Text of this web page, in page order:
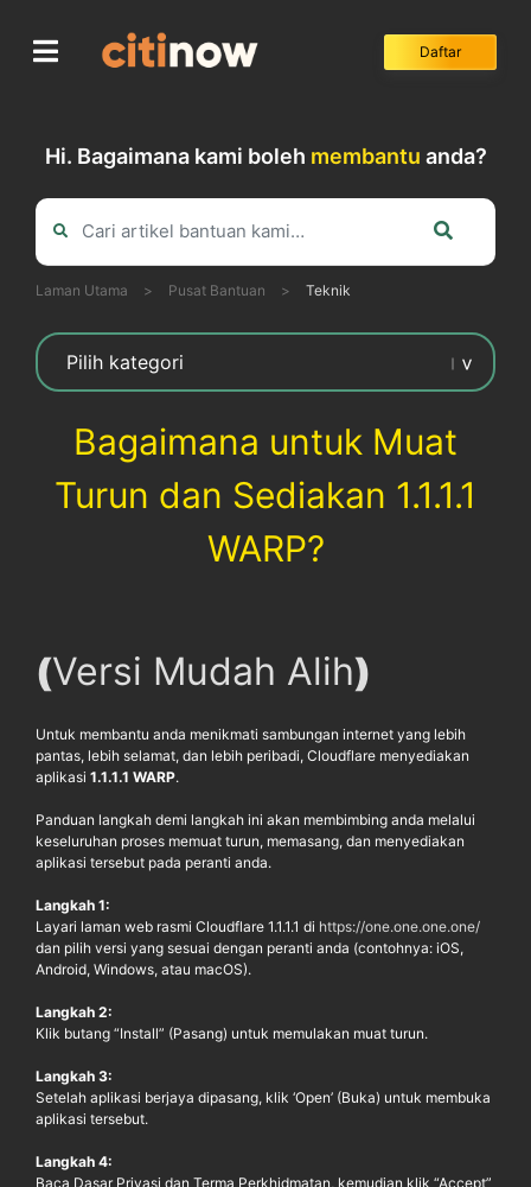
content
Daftar
Hi. Bagaimana kami boleh membantu anda?
Laman Utama > Pusat Bantuan > Teknik
Bagaimana untuk Muat
Turun dan Sediakan 1.1.1.1
WARP?
(Versi Mudah Alih)
Untuk membantu anda menikmati sambungan internet yang lebih
pantas, lebih selamat, dan lebih peribadi, Cloudflare menyediakan
aplikasi 1.1.1.1 WARP.
Panduan langkah demi langkah ini akan membimbing anda melalui
keseluruhan proses memuat turun, memasang, dan menyediakan
aplikasi tersebut pada peranti anda.
Langkah 1:
Layari laman web rasmi Cloudflare 1.1.1.1 di https://one.one.one.one/
dan pilih versi yang sesuai dengan peranti anda (contohnya: iOS,
Android, Windows, atau macOS).
Langkah 2:
Klik butang “Install” (Pasang) untuk memulakan muat turun.
Langkah 3:
Setelah aplikasi berjaya dipasang, klik ‘Open’ (Buka) untuk membuka
aplikasi tersebut.
Langkah 4:
Baca Dasar Privasi dan Terma Perkhidmatan, kemudian klik “Accept”